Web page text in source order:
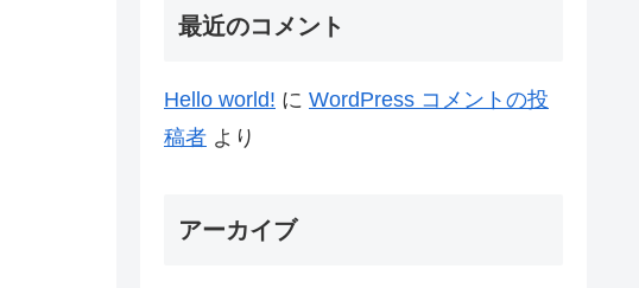
最近のコメント
Hello world! に WordPress コメントの投
稿者 より
アーカイブ